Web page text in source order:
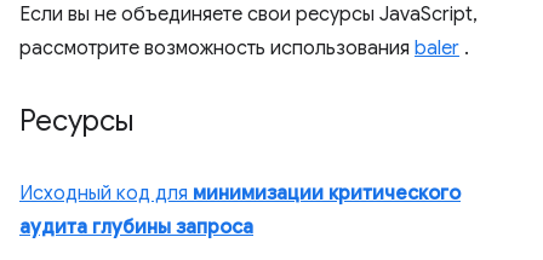
Если вы не объединяете свои ресурсы JavaScript,
рассмотрите возможность использования baler .
Ресурсы
Исходный код для минимизации критического
аудита глубины запроса